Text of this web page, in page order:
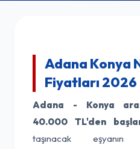
Adana Konya
Fiyatları 2026
Adana - Konya
40.000 TL'den
taşınacak